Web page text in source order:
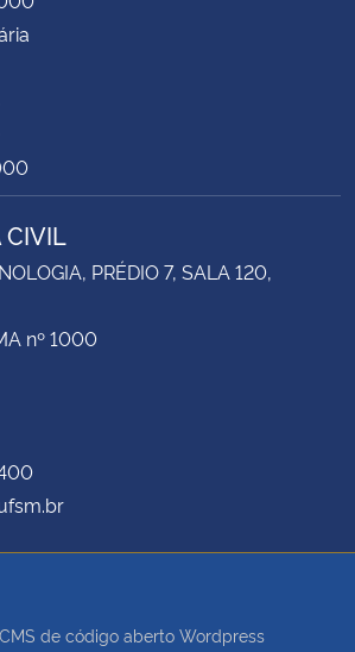
PRÉDIO 7, SALA 120,
nº 1000
de código aberto Wordpress